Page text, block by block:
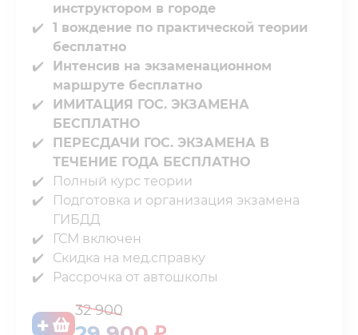
инструктором в городе
1 вождение по практической теории
бесплатно
Интенсив на экзаменационном
маршруте бесплатно
ИМИТАЦИЯ ГОС. ЭКЗАМЕНА
БЕСПЛАТНО
ПЕРЕСДАЧИ ГОС. ЭКЗАМЕНА В
ТЕЧЕНИЕ ГОДА БЕСПЛАТНО
Полный курс теории⁣⁣⁣⁣
Подготовка и организация экзамена
ГИБДД
ГСМ включен⁣⁣⁣⁣
Скидка на мед.справку⁣⁣⁣⁣
Рассрочка от автошколы
32 900